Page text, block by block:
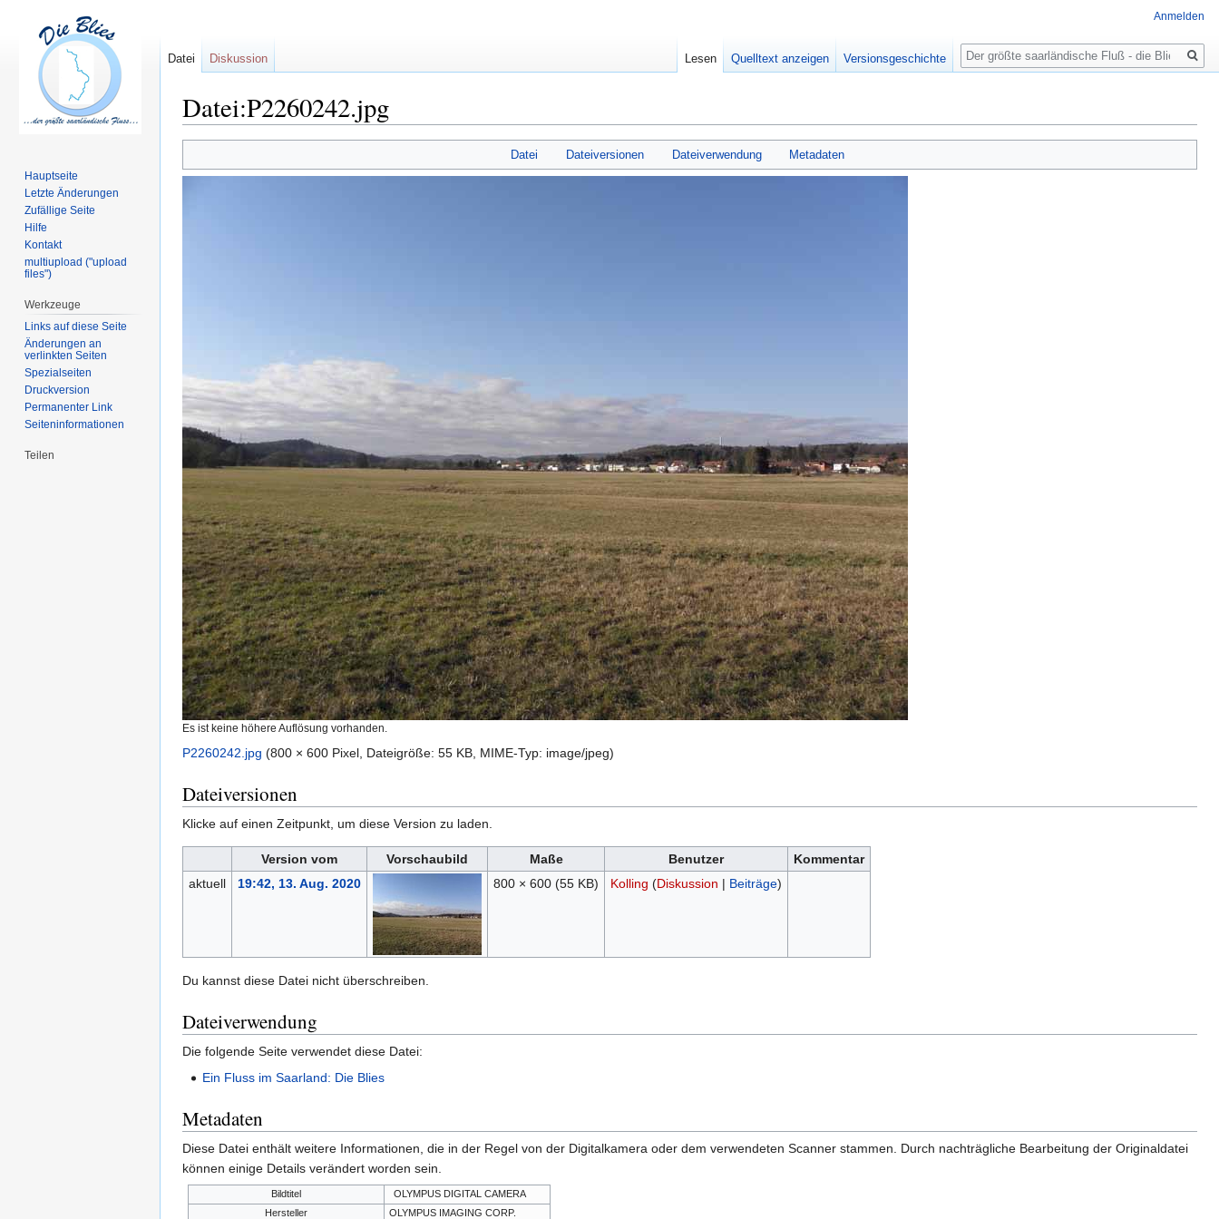
Datei:P2260242.jpg
Navigation
Suche
Datei Dateiversionen Dateiverwendung Metadaten
Es ist keine höhere Auflösung vorhanden.
P2260242.jpg (800 × 600 Pixel, Dateigröße: 55 KB, MIME-Typ: image/jpeg)
Dateiversionen
Klicke auf einen Zeitpunkt, um diese Version zu laden.
Version vom Vorschaubild Maße Benutzer
Kommentar
aktuell
19:42, 13. Aug. 2020 800 × 600 (55 KB) Kolling (Diskussion | Beiträge)
Du kannst diese Datei nicht überschreiben.
Dateiverwendung
Die folgende Seite verwendet diese Datei:
Ein Fluss im Saarland: Die Blies
Metadaten
Diese Datei enthält weitere Informationen, die in der Regel von der Digitalkamera oder dem verwendeten Scanner stammen. Durch nachträgliche Bearbeitung der Originaldatei
können einige Details verändert worden sein.
Bildtitel
OLYMPUS DIGITAL CAMERA
Hersteller
OLYMPUS IMAGING CORP.
Anmelden
Datei Diskussion Lesen Quelltext anzeigen Versionsgeschichte
Suche
Hauptseite
Letzte Änderungen
Zufällige Seite
Hilfe
Kontakt
multiupload ("upload
files")
Werkzeuge
Links auf diese Seite
Änderungen an
verlinkten Seiten
Spezialseiten
Druckversion
Permanenter Link
Seiten­informationen
Teilen